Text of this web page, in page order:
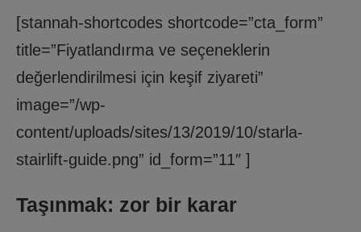
[stannah-shortcodes shortcode=”cta_form”
title=”Fiyatlandırma ve seçeneklerin
değerlendirilmesi için keşif ziyareti”
image=”/wp-
content/uploads/sites/13/2019/10/starla-
stairlift-guide.png” id_form=”11″ ]
Taşınmak: zor bir karar